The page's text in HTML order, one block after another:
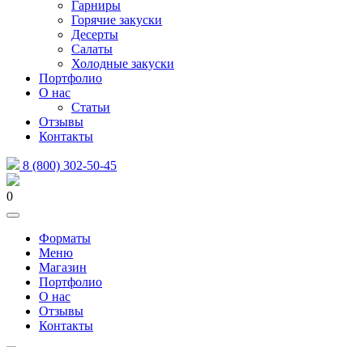
Гарниры
Горячие закуски
Десерты
Салаты
Холодные закуски
Портфолио
О нас
Статьи
Отзывы
Контакты
8 (800) 302-50-45
0
Форматы
Меню
Магазин
Портфолио
О нас
Отзывы
Контакты